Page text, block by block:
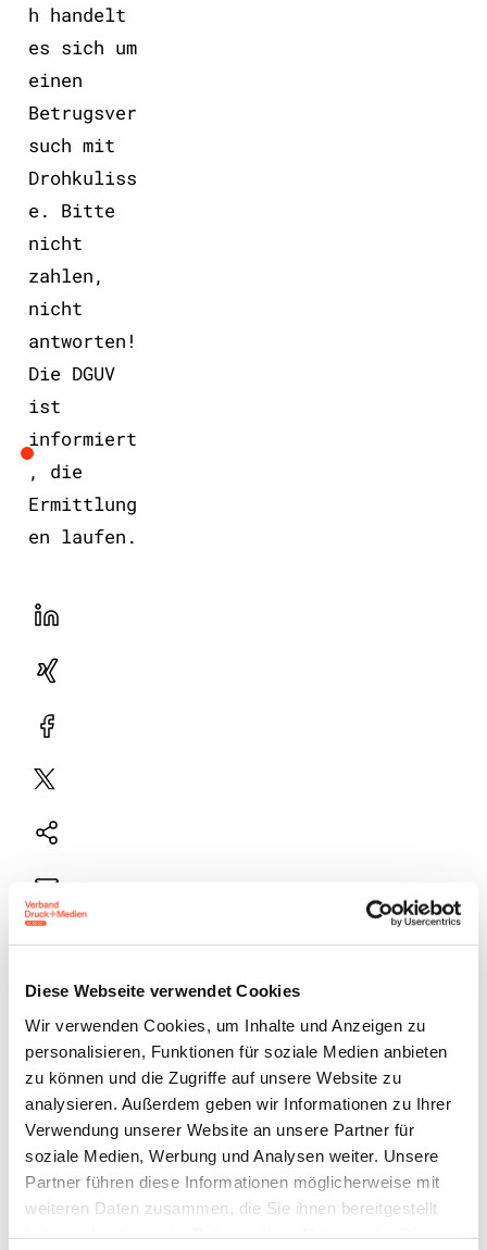
Diese Webseite verwendet Cookies
Wir verwenden Cookies, um Inhalte und Anzeigen zu
personalisieren, Funktionen für soziale Medien anbieten
zu können und die Zugriffe auf unsere Website zu
analysieren. Außerdem geben wir Informationen zu Ihrer
Verwendung unserer Website an unsere Partner für
soziale Medien, Werbung und Analysen weiter. Unsere
Partner führen diese Informationen möglicherweise mit
weiteren Daten zusammen, die Sie ihnen bereitgestellt
h handelt
es sich um
einen
Betrugsver
such mit
Drohkuliss
e. Bitte
nicht
zahlen,
nicht
antworten!
Die DGUV
ist
informiert
, die
Ermittlung
en laufen.
LinekdIn
Xing
Facebook
Plattform
Natives
E-
Mail
Drucker
Bereits im April 2025 hatten wir berichtet, dass von
einer Berufsgenossenschaft bzw. der DGUV
gefälschte Zahlungsaufforderungen versandt
wurden. Nunmehr erhalten Unternehmen E-Mails von
einem Absender „Deutsche Unfallversicherung
info@dguv-mitteilung.de“ mit dem Betreff